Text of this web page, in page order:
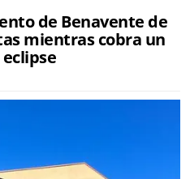
de Benavente de
mientras cobra un